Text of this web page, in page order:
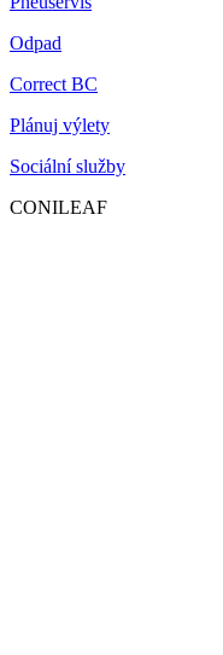
Odpad
Correct BC
Plánuj výlety
Sociální služby
CONILEAF